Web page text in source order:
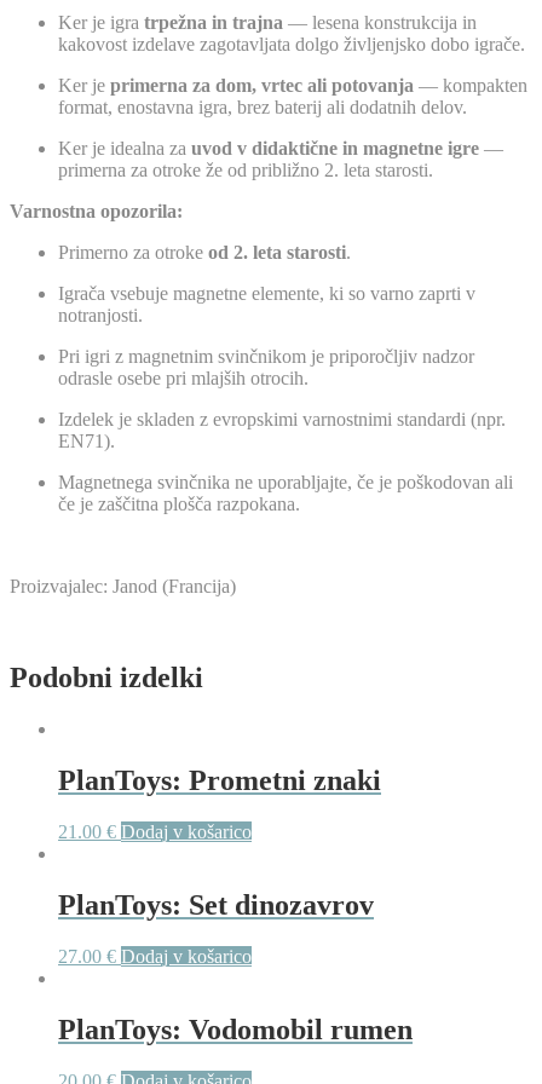
Ker je igra trpežna in trajna — lesena konstrukcija in
kakovost izdelave zagotavljata dolgo življenjsko dobo igrače.
Ker je primerna za dom, vrtec ali potovanja — kompakten
format, enostavna igra, brez baterij ali dodatnih delov.
Ker je idealna za uvod v didaktične in magnetne igre —
primerna za otroke že od približno 2. leta starosti.
Varnostna opozorila:
Primerno za otroke od 2. leta starosti.
Igrača vsebuje magnetne elemente, ki so varno zaprti v
notranjosti.
Pri igri z magnetnim svinčnikom je priporočljiv nadzor
odrasle osebe pri mlajših otrocih.
Izdelek je skladen z evropskimi varnostnimi standardi (npr.
EN71).
Magnetnega svinčnika ne uporabljajte, če je poškodovan ali
če je zaščitna plošča razpokana.
Proizvajalec: Janod (Francija)
Podobni izdelki
PlanToys: Prometni znaki
21.00 € Dodaj v košarico
PlanToys: Set dinozavrov
27.00 € Dodaj v košarico
PlanToys: Vodomobil rumen